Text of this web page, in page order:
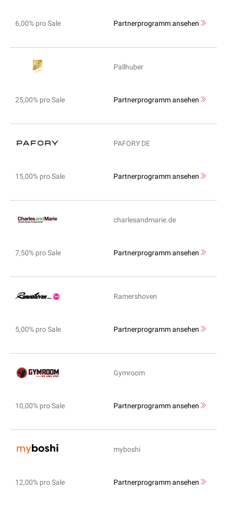
6,00% pro Sale Partnerprogramm ansehen
Pallhuber
25,00% pro Sale Partnerprogramm ansehen
PAFORY DE
15,00% pro Sale Partnerprogramm ansehen
charlesandmarie.de
7,50% pro Sale Partnerprogramm ansehen
Ramershoven
5,00% pro Sale Partnerprogramm ansehen
Gymroom
10,00% pro Sale Partnerprogramm ansehen
myboshi
12,00% pro Sale Partnerprogramm ansehen